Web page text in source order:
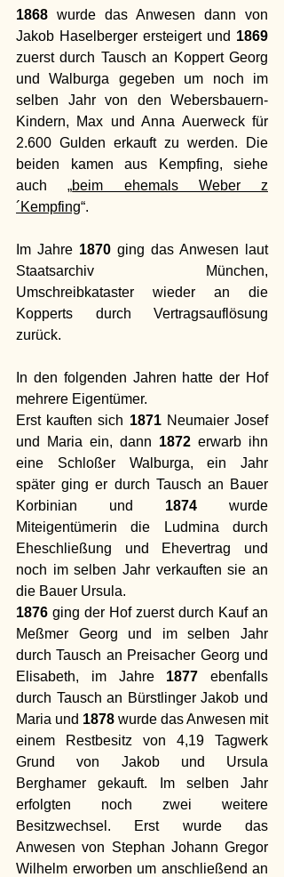
1868 wurde das Anwesen dann von
Jakob Haselberger ersteigert und 1869
zuerst durch Tausch an Koppert Georg
und Walburga gegeben um noch im
selben Jahr von den Webersbauern-
Kindern, Max und Anna Auerweck für
2.600 Gulden erkauft zu werden. Die
beiden kamen aus Kempfing, siehe
auch „beim ehemals Weber z
´Kempfing“.
Im Jahre 1870 ging das Anwesen laut
Staatsarchiv München,
Umschreibkataster wieder an die
Kopperts durch Vertragsauflösung
zurück.
In den folgenden Jahren hatte der Hof
mehrere Eigentümer.
Erst kauften sich 1871 Neumaier Josef
und Maria ein, dann 1872 erwarb ihn
eine Schloßer Walburga, ein Jahr
später ging er durch Tausch an Bauer
Korbinian und 1874 wurde
Miteigentümerin die Ludmina durch
Eheschließung und Ehevertrag und
noch im selben Jahr verkauften sie an
die Bauer Ursula.
1876 ging der Hof zuerst durch Kauf an
Meßmer Georg und im selben Jahr
durch Tausch an Preisacher Georg und
Elisabeth, im Jahre 1877 ebenfalls
durch Tausch an Bürstlinger Jakob und
Maria und 1878 wurde das Anwesen mit
einem Restbesitz von 4,19 Tagwerk
Grund von Jakob und Ursula
Berghamer gekauft. Im selben Jahr
erfolgten noch zwei weitere
Besitzwechsel. Erst wurde das
Anwesen von Stephan Johann Gregor
Wilhelm erworben um anschließend an